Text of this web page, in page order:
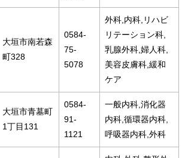
大垣市南若森
町328
0584-
75-
5078
外科,内科,リハビ
リテーション科,
乳腺外科,婦人科,
美容皮膚科,緩和
ケア
大垣市青墓町
1丁目131
0584-
91-
1121
一般内科,消化器
内科,循環器内科,
呼吸器内科,外科